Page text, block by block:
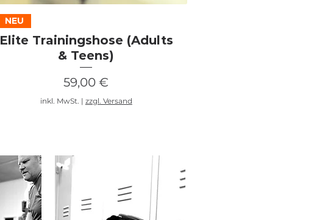
NEU
Elite Trainingshose (Adults
& Teens)
Preis
59,00 €
inkl. MwSt. | zzgl. Versand